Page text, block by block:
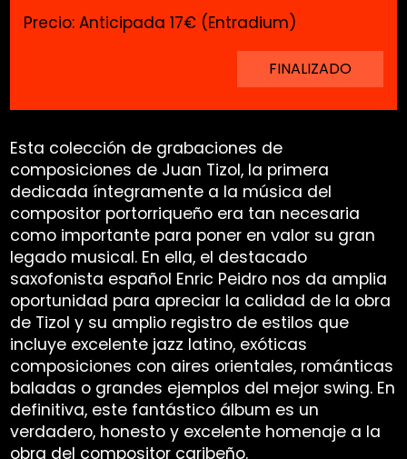
Precio: Anticipada 17€ (Entradium)
FINALIZADO
Esta colección de grabaciones de
composiciones de Juan Tizol, la primera
dedicada íntegramente a la música del
compositor portorriqueño era tan necesaria
como importante para poner en valor su gran
legado musical. En ella, el destacado
saxofonista español Enric Peidro nos da amplia
oportunidad para apreciar la calidad de la obra
de Tizol y su amplio registro de estilos que
incluye excelente jazz latino, exóticas
composiciones con aires orientales, románticas
baladas o grandes ejemplos del mejor swing. En
definitiva, este fantástico álbum es un
verdadero, honesto y excelente homenaje a la
obra del compositor caribeño.